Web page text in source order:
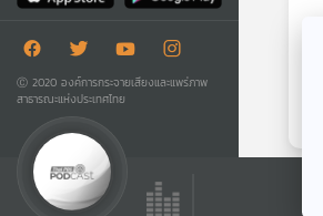
Ⓒ 2020 องค์การกระจายเสียงและแพร่ภาพ
สาธารณะแห่งประเทศไทย